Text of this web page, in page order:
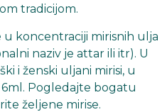
tradicijom.
u koncentraciji mirisnih ulja
naziv je attar ili itr). U
i ženski uljani mirisi, u
6ml . Pogledajte bogatu
željene mirise.